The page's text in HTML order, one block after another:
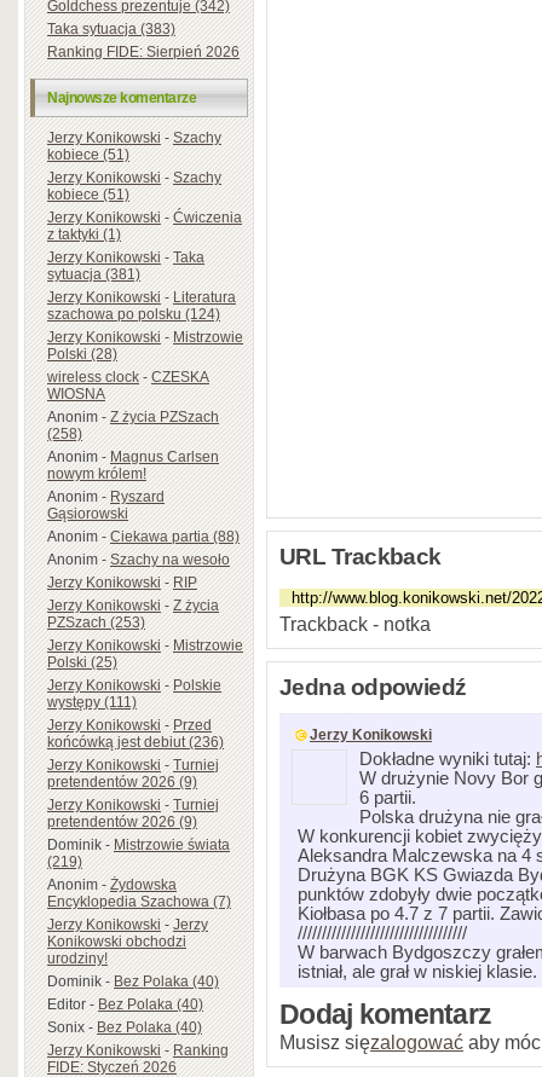
Goldchess prezentuje (342)
Taka sytuacja (383)
Ranking FIDE: Sierpień 2026
Najnowsze komentarze
Jerzy Konikowski-Szachy
kobiece (51)
Jerzy Konikowski-Szachy
kobiece (51)
Jerzy Konikowski-Ćwiczenia
z taktyki (1)
Jerzy Konikowski-Taka
sytuacja (381)
Jerzy Konikowski-Literatura
szachowa po polsku (124)
Jerzy Konikowski-Mistrzowie
Polski (28)
wireless clock-CZESKA
WIOSNA
Anonim-Z życia PZSzach
(258)
Anonim-Magnus Carlsen
nowym królem!
Anonim-Ryszard
Gąsiorowski
Anonim-Ciekawa partia (88)
Anonim-Szachy na wesoło
Jerzy Konikowski-RIP
Jerzy Konikowski-Z życia
PZSzach (253)
Jerzy Konikowski-Mistrzowie
Polski (25)
Jerzy Konikowski-Polskie
występy (111)
Jerzy Konikowski-Przed
końcówką jest debiut (236)
Jerzy Konikowski-Turniej
pretendentów 2026 (9)
Jerzy Konikowski-Turniej
pretendentów 2026 (9)
Dominik-Mistrzowie świata
(219)
Anonim-Żydowska
Encyklopedia Szachowa (7)
Jerzy Konikowski-Jerzy
Konikowski obchodzi
urodziny!
Dominik-Bez Polaka (40)
Editor-Bez Polaka (40)
Sonix-Bez Polaka (40)
Jerzy Konikowski-Ranking
FIDE: Styczeń 2026
URL Trackback
Trackback - notka
Jedna odpowiedź
Jerzy Konikowski
Dokładne wyniki tutaj:
W drużynie Novy Bor
6 partii.
Polska drużyna nie
W konkurencji kobiet
Aleksandra Malczewska na 4
Drużyna BGK KS Gwiazda
punktów zdobyły dwie
Kiołbasa po 4.7 z 7 partii.
///////////////////////////////////
W barwach Bydgoszczy
istniał, ale grał w niskiej
Dodaj komentarz
Musisz sięzalogować aby